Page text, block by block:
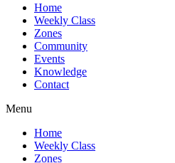
Home
Weekly Class
Zones
Community
Events
Knowledge
Contact
Menu
Home
Weekly Class
Zones